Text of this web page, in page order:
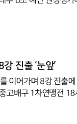
2-0으로 앞선 상황
경일대를 3-0(25-
진출 ‘눈앞’
이어가며 8강 진출
고배구 1차연맹전
을 크게 높였다.이날